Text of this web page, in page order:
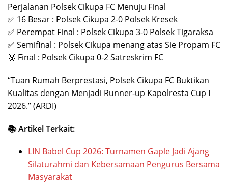
Perjalanan Polsek Cikupa FC Menuju Final
✅ 16 Besar : Polsek Cikupa 2-0 Polsek Kresek
✅ Perempat Final : Polsek Cikupa 3-0 Polsek Tigaraksa
✅ Semifinal : Polsek Cikupa menang atas Sie Propam FC
🥈 Final : Polsek Cikupa 0-2 Satreskrim FC
“Tuan Rumah Berprestasi, Polsek Cikupa FC Buktikan
Kualitas dengan Menjadi Runner-up Kapolresta Cup I
2026.” (ARDI)
📚 Artikel Terkait:
LIN Babel Cup 2026: Turnamen Gaple Jadi Ajang
Silaturahmi dan Kebersamaan Pengurus Bersama
Masyarakat